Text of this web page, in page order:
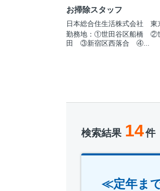
お掃除スタッフ
日本総合住生活株式会社 東
勤務地：①世田谷区船橋 ②
田 ③新宿区西落合 ④...
検索結果 14件
≪定年ま